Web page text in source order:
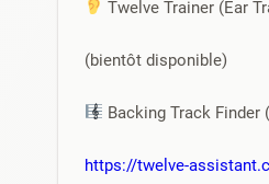
Twelve Trainer (Ear
(bientôt disponible)
Backing Track Finder
https://twelve-